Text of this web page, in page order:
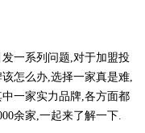
一系列问题,对于加盟投
怎么办,选择一家真是难,
一家实力品牌,各方面都
余家,一起来了解一下.